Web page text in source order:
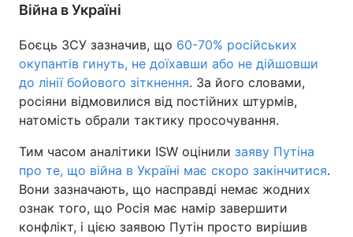
Війна в Україні
Боєць ЗСУ зазначив, що 60-70% російських
окупантів гинуть, не доїхавши або не дійшовши
до лінії бойового зіткнення. За його словами,
росіяни відмовилися від постійних штурмів,
натомість обрали тактику просочування.
Тим часом аналітики ISW оцінили заяву Путіна
про те, що війна в Україні має скоро закінчитися.
Вони зазначають, що насправді немає жодних
ознак того, що Росія має намір завершити
конфлікт, і цією заявою Путін просто вирішив